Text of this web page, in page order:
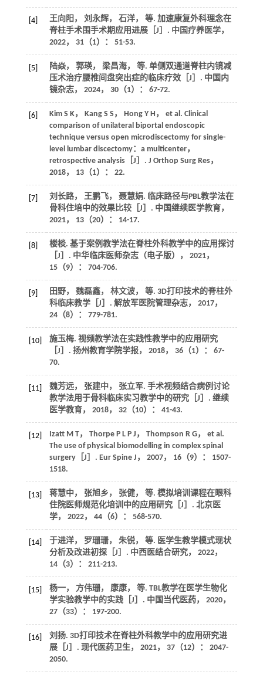
[4] 王向阳， 刘永辉， 石洋， 等. 加速康复外科理念在
脊柱手术围手术期应用进展［J］. 中国疗养医学，
2022， 31（1）： 51-53.
[5] 陆焱， 郭瑛， 梁昌海， 等. 单侧双通道脊柱内镜减
压术治疗腰椎间盘突出症的临床疗效［J］. 中国内
镜杂志， 2024， 30（1）： 67-72.
[6] Kim S K， Kang S S ， Hong Y H ， et al . Clinical
comparison of unilateral biportal endoscopic
technique versus open microdiscectomy for single-
level lumbar discectomy：a multicenter，
retrospective analysis［J］. J Orthop Surg Res，
2018， 13（1）： 22.
[7]
刘长路， 王鹏飞， 聂慧娟. 临床路径与PBL教学法在
骨科住培中的效果比较［J］. 中国继续医学教育，
2021， 13（20）： 14-17.
[8]
楼棪. 基于案例教学法在脊柱外科教学中的应用探讨
［J］. 中华临床医师杂志（电子版）， 2021，
15（9）： 704-706.
[9] 田野， 魏磊鑫， 林文波， 等. 3D打印技术的脊柱外
科临床教学［J］. 解放军医院管理杂志， 2017，
24（8）： 779-781.
[10]
施玉梅. 视频教学法在实践性教学中的应用研究
［J］. 扬州教育学院学报， 2018， 36（1）： 67-
70.
[11]
魏芳远， 张建中， 张立军. 手术视频结合病例讨论
教学法用于骨科临床实习教学中的研究［J］. 继续
医学教育， 2018， 32（10）： 41-43.
[12] Izatt M T， Thorpe P L P J ， Thompson R G， et al .
The use of physical biomodelling in complex spinal
surgery［J］. Eur Spine J ， 2007， 16（9）： 1507-
1518.
[13] 蒋慧中， 张旭乡， 张健， 等. 模拟培训课程在眼科
住院医师规范化培训中的应用研究［J］. 北京医
学， 2022， 44（6）： 568-570.
[14] 于进洋， 罗珊珊， 朱锐， 等. 医学生教学模式现状
分析及改进初探［J］. 中西医结合研究， 2022，
14（3）： 211-213.
[15] 杨一， 方伟珊， 康康， 等. TBL教学在医学生物化
学实验教学中的实践［J］. 中国当代医药， 2020，
27（33）： 197-200.
[16]
刘扬. 3D打印技术在脊柱外科教学中的应用研究进
展［J］. 现代医药卫生， 2021， 37（12）： 2047-
2050.